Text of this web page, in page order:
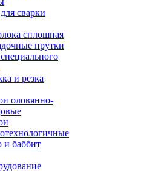
сварки
сплошная
прутки
и резка
оловянно-
и баббит